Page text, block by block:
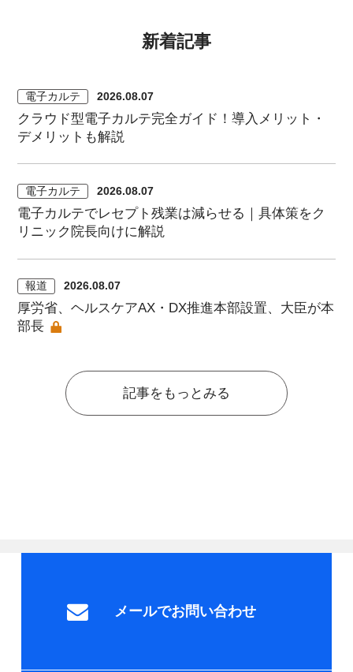
新着記事
電子カルテ 2026.08.07
クラウド型電子カルテ完全ガイド！導入メリット・
デメリットも解説
電子カルテ 2026.08.07
電子カルテでレセプト残業は減らせる｜具体策をク
リニック院長向けに解説
報道 2026.08.07
厚労省、ヘルスケアAX・DX推進本部設置、大臣が本
部長
記事をもっとみる
メールでお問い合わせ